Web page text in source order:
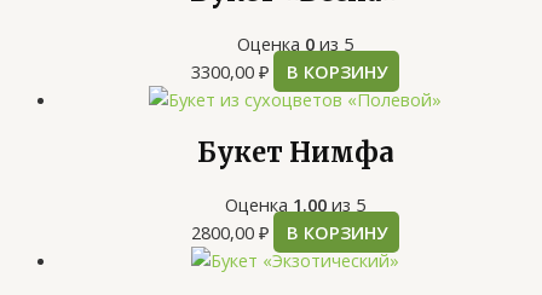
Оценка 0 из 5
3300,00 ₽ В КОРЗИНУ
Букет Нимфа
Оценка 1.00 из 5
2800,00 ₽ В КОРЗИНУ